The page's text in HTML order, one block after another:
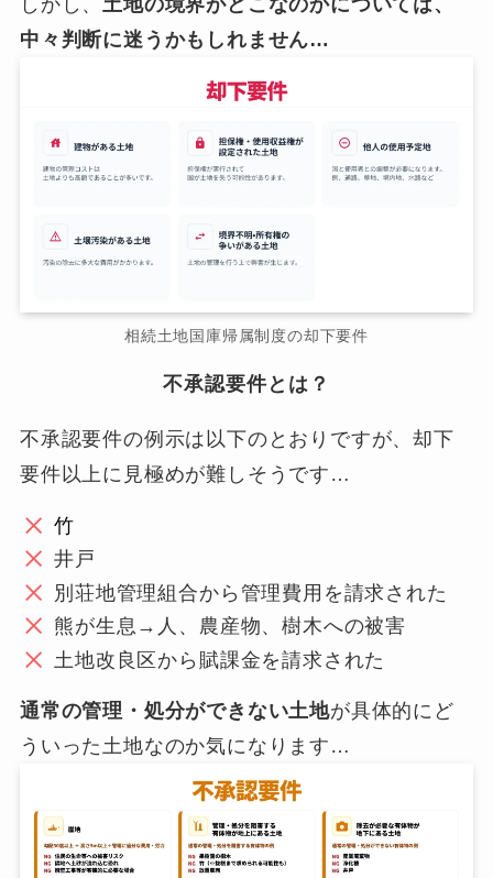
しかし、土地の境界がどこなのかについては、
中々判断に迷うかもしれません…
相続土地国庫帰属制度の却下要件
不承認要件とは？
不承認要件の例示は以下のとおりですが、却下
要件以上に見極めが難しそうです…
竹
井戸
別荘地管理組合から管理費用を請求された
熊が生息→人、農産物、樹木への被害
土地改良区から賦課金を請求された
通常の管理・処分ができない土地が具体的にど
ういった土地なのか気になります…